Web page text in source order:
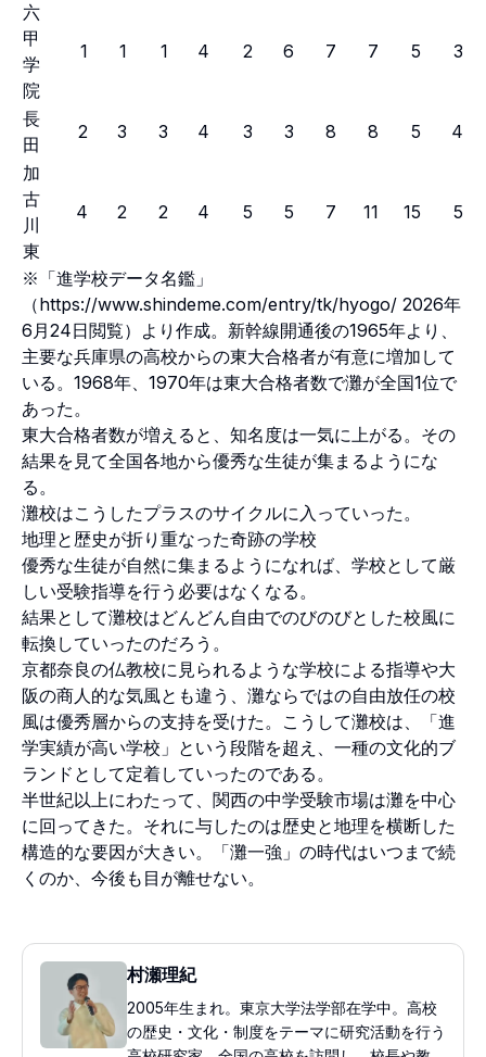
六
甲
学
院
1 1 1 4 2 6 7 7 5 3
長
田
2 3 3 4 3 3 8 8 5
4
加
古
川
東
4 2 2 4 5 5 7 11 15 5
※「進学校データ名鑑」
（https://www.shindeme.com/entry/tk/hyogo/ 2026年
6月24日閲覧）より作成。新幹線開通後の1965年より、
主要な兵庫県の高校からの東大合格者が有意に増加して
いる。1968年、1970年は東大合格者数で灘が全国1位で
あった。
東大合格者数が増えると、知名度は一気に上がる。その
結果を見て全国各地から優秀な生徒が集まるようにな
る。
灘校はこうしたプラスのサイクルに入っていった。
地理と歴史が折り重なった奇跡の学校
優秀な生徒が自然に集まるようになれば、学校として厳
しい受験指導を行う必要はなくなる。
結果として灘校はどんどん自由でのびのびとした校風に
転換していったのだろう。
京都奈良の仏教校に見られるような学校による指導や大
阪の商人的な気風とも違う、灘ならではの自由放任の校
風は優秀層からの支持を受けた。こうして灘校は、「進
学実績が高い学校」という段階を超え、一種の文化的ブ
ランドとして定着していったのである。
半世紀以上にわたって、関西の中学受験市場は灘を中心
に回ってきた。それに与したのは歴史と地理を横断した
構造的な要因が大きい。「灘一強」の時代はいつまで続
くのか、今後も目が離せない。
村瀬理紀
2005年生まれ。東京大学法学部在学中。高校
の歴史・文化・制度をテーマに研究活動を行う